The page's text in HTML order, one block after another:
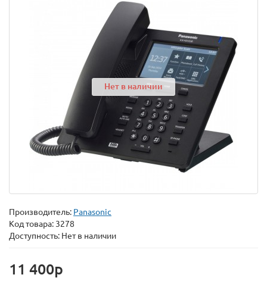
Нет в наличии
Производитель: Panasonic
Код товара: 3278
Доступность: Нет в наличии
11 400p